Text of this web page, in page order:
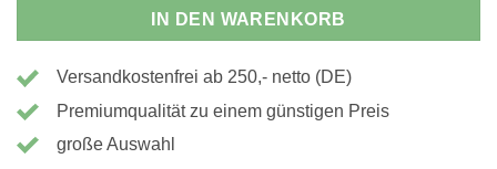
IN DEN WARENKORB
Versandkostenfrei ab 250,- netto (DE)
Premiumqualität zu einem günstigen Preis
große Auswahl